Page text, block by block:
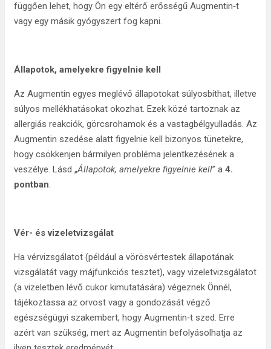
függően lehet, hogy Ön egy eltérő erősségű Augmentin‑t
vagy egy másik gyógyszert fog kapni.
Állapotok, amelyekre figyelnie kell
Az Augmentin egyes meglévő állapotokat súlyosbíthat, illetve
súlyos mellékhatásokat okozhat. Ezek közé tartoznak az
allergiás reakciók, görcsrohamok és a vastagbélgyulladás. Az
Augmentin szedése alatt figyelnie kell bizonyos tünetekre,
hogy csökkenjen bármilyen probléma jelentkezésének a
veszélye. Lásd „Állapotok, amelyekre figyelnie kell” a 4.
pontban.
Vér- és vizeletvizsgálat
Ha vérvizsgálatot (például a vörösvértestek állapotának
vizsgálatát vagy májfunkciós tesztet), vagy vizeletvizsgálatot
(a vizeletben lévő cukor kimutatására) végeznek Önnél,
tájékoztassa az orvost vagy a gondozását végző
egészségügyi szakembert, hogy Augmentin‑t szed. Erre
azért van szükség, mert az Augmentin befolyásolhatja az